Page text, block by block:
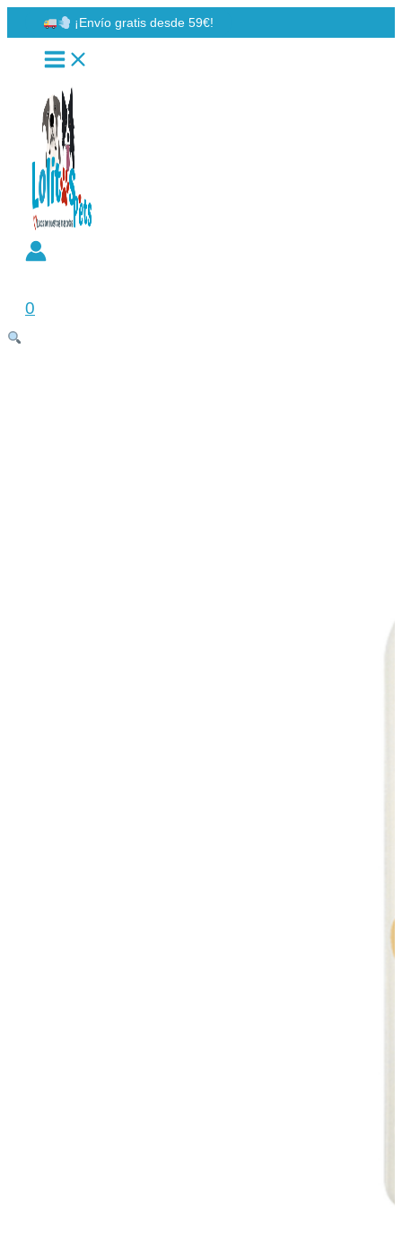
al
contenido
¡Envío gratis desde 59€!
0